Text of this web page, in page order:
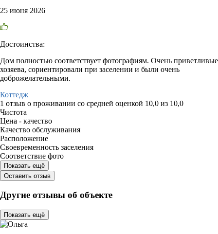
25 июня 2026
Достоинства:
Дом полностью соответствует фотографиям. Очень приветливые
хозяева, сориентировали при заселении и были очень
доброжелательными.
Коттедж
1 отзыв о проживании со средней оценкой 10,0 из 10,0
Чистота
Цена - качество
Качество обслуживания
Расположение
Своевременность заселения
Соответствие фото
Показать ещё
Оставить отзыв
Другие отзывы об объекте
Показать ещё